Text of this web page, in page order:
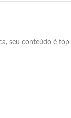
seu conteúdo é top